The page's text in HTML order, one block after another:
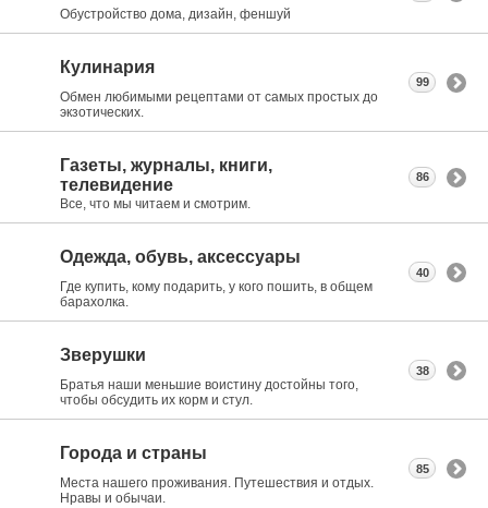
Обустройство дома, дизайн, феншуй
Кулинария
Обмен любимыми рецептами от самых простых до
экзотических.
99
Газеты, журналы, книги,
телевидение
Все, что мы читаем и смотрим.
86
Одежда, обувь, аксессуары
Где купить, кому подарить, у кого пошить, в общем
барахолка.
40
Зверушки
Братья наши меньшие воистину достойны того,
чтобы обсудить их корм и стул.
38
Города и страны
Места нашего проживания. Путешествия и отдых.
Нравы и обычаи.
85